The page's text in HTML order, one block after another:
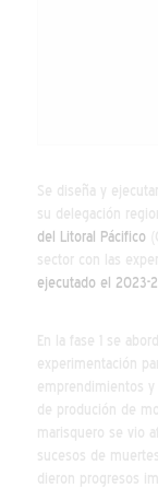
Se diseña y
su delegación
del Litoral Pácifico
sector con las
ejecutado el 2023-
En la fase 1 se
experimentación
emprendimientos
de produción de
marisquero se vio
sucesos de
dieron progresos